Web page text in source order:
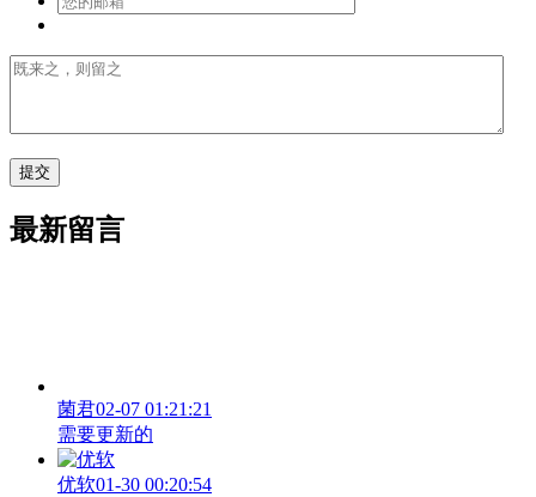
最新留言
菌君02-07 01:21:21
需要更新的
优软01-30 00:20:54